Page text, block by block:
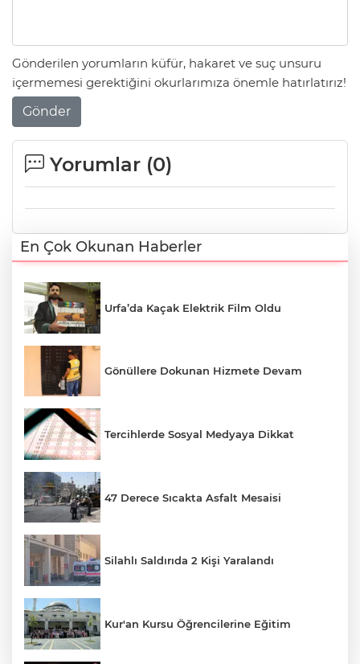
Gönderilen yorumların küfür, hakaret ve suç unsuru
içermemesi gerektiğini okurlarımıza önemle hatırlatırız!
Gönder
Yorumlar (0)
En Çok Okunan Haberler
Urfa’da Kaçak Elektrik Film Oldu
Gönüllere Dokunan Hizmete Devam
Tercihlerde Sosyal Medyaya Dikkat
47 Derece Sıcakta Asfalt Mesaisi
Silahlı Saldırıda 2 Kişi Yaralandı
Kur'an Kursu Öğrencilerine Eğitim